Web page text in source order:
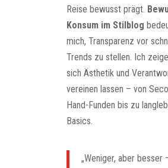
Reise bewusst prägt.
Konsum im Stilblog
mich, Transparenz vor
Trends zu stellen. Ich
sich Ästhetik und
vereinen lassen – von
Hand-Funden bis zu
Basics.
„Weniger, aber besser